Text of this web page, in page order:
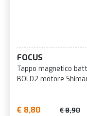
FOCUS
Tappo magnetico
BOLD2 motore
€ 8,80 € 8,90